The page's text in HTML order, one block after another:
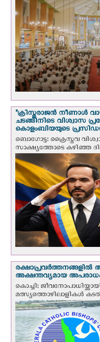
"ക്രിസ്തുരാജന്‍ നീണാള്‍
ചടങ്ങിനിടെ വിശ്വാസ
കൊളംബിയയുടെ
ബൊഗോട്ട: ക്രൈസ്തവ
സാക്ഷ്യത്തോടെ കഴിഞ്ഞ
രക്ഷാപ്രവര്‍ത്തനങ്ങളില്‍
അക്ഷന്തവ്യമായ
കൊച്ചി:
മത്സ്യത്തൊഴിലാളികള്‍